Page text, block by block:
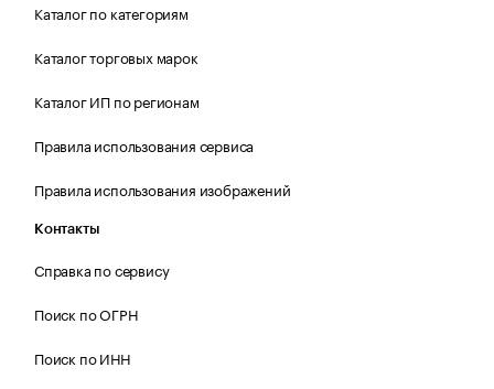
Каталог по категориям
Каталог торговых марок
Каталог ИП по регионам
Правила использования сервиса
Правила использования изображений
Контакты
Справка по сервису
Поиск по ОГРН
Поиск по ИНН